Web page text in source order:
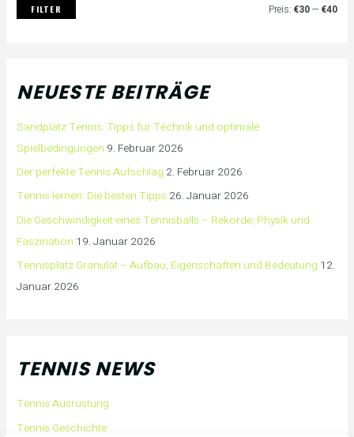
FILTER Preis: €30— €40
NEUESTE BEITRÄGE
Sandplatz Tennis: Tipps für Technik und optimale
Spielbedingungen 9. Februar 2026
Der perfekte Tennis Aufschlag 2. Februar 2026
Tennis lernen: Die besten Tipps 26. Januar 2026
Die Geschwindigkeit eines Tennisballs – Rekorde, Physik und
Faszination 19. Januar 2026
Tennisplatz Granulat – Aufbau, Eigenschaften und Bedeutung 12.
Januar 2026
TENNIS NEWS
Tennis Ausrüstung
Tennis Geschichte